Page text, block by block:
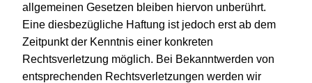
allgemeinen Gesetzen bleiben hiervon unberührt.
Eine diesbezügliche Haftung ist jedoch erst ab dem
Zeitpunkt der Kenntnis einer konkreten
Rechtsverletzung möglich. Bei Bekanntwerden von
entsprechenden Rechtsverletzungen werden wir